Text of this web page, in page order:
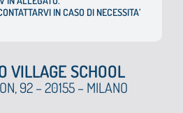
IN CASO DI NECESSITA’
VILLAGE SCHOOL
92 – 20155 – MILANO